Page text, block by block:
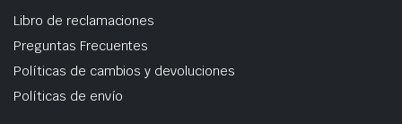
Libro de reclamaciones
Preguntas Frecuentes
Políticas de cambios y devoluciones
Políticas de envío